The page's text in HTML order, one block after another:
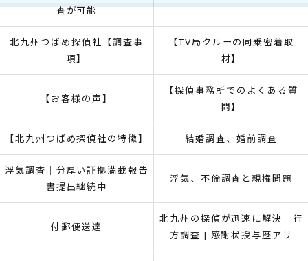
査が可能
北九州つばめ探偵社【調査事
項】
【TV局クルーの同乗密着取
材】
【お客様の声】
【探偵事務所でのよくある質
問】
【北九州つばめ探偵社の特徴】 結婚調査、婚前調査
浮気調査｜分厚い証拠満載報告
書提出継続中
浮気、不倫調査と親権問題
付郵便送達
北九州の探偵が迅速に解決｜行
方調査 | 感謝状授与歴アリ